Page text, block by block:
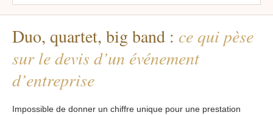
Duo, quartet, big band : ce qui pèse
sur le devis d’un événement
d’entreprise
Impossible de donner un chiffre unique pour une prestation